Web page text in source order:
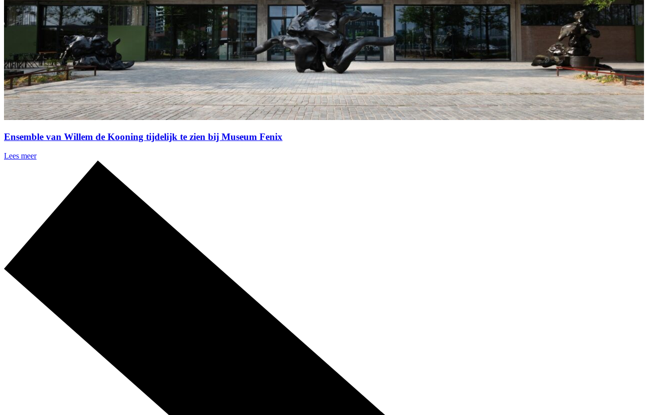
Ensemble van Willem de Kooning tijdelijk te zien bij Museum Fenix
Lees meer